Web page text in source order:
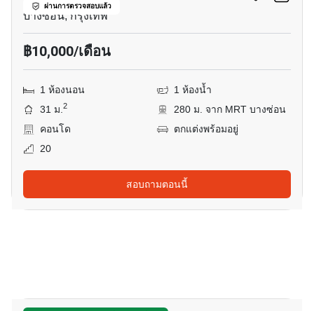
ผ่านการตรวจสอบแล้ว
บางซ่อน, กรุงเทพ
฿10,000/เดือน
1 ห้องนอน
1 ห้องน้ำ
31 ม.2
280 ม. จาก MRT บางซ่อน
คอนโด
ตกแต่งพร้อมอยู่
20
สอบถามตอนนี้